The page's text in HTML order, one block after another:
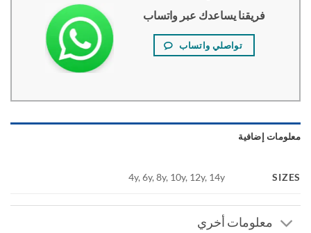
فريقنا يساعدك عبر واتساب
تواصلي واتساب
إضافية
4y, 6y, 8y, 10y, 12y, 14y
معلومات أخري